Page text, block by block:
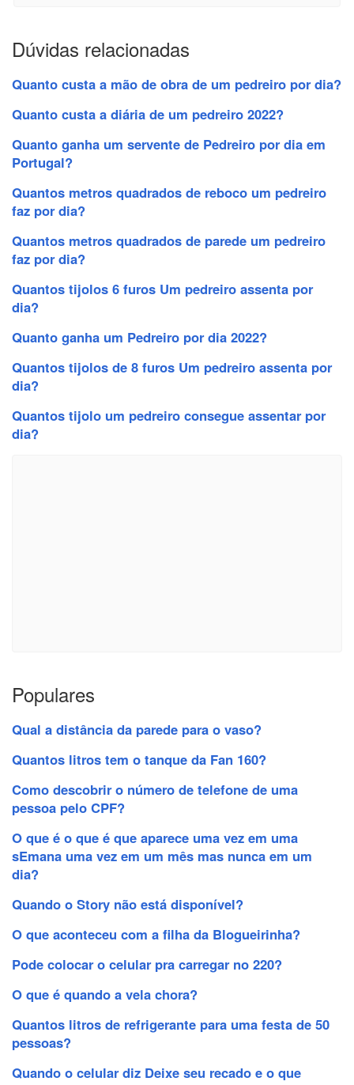
Dúvidas relacionadas
Quanto custa a mão de obra de um pedreiro por dia?
Quanto custa a diária de um pedreiro 2022?
Quanto ganha um servente de Pedreiro por dia em
Portugal?
Quantos metros quadrados de reboco um pedreiro
faz por dia?
Quantos metros quadrados de parede um pedreiro
faz por dia?
Quantos tijolos 6 furos Um pedreiro assenta por
dia?
Quanto ganha um Pedreiro por dia 2022?
Quantos tijolos de 8 furos Um pedreiro assenta por
dia?
Quantos tijolo um pedreiro consegue assentar por
dia?
Populares
Qual a distância da parede para o vaso?
Quantos litros tem o tanque da Fan 160?
Como descobrir o número de telefone de uma
pessoa pelo CPF?
O que é o que é que aparece uma vez em uma
sEmana uma vez em um mês mas nunca em um
dia?
Quando o Story não está disponível?
O que aconteceu com a filha da Blogueirinha?
Pode colocar o celular pra carregar no 220?
O que é quando a vela chora?
Quantos litros de refrigerante para uma festa de 50
pessoas?
Quando o celular diz Deixe seu recado e o que